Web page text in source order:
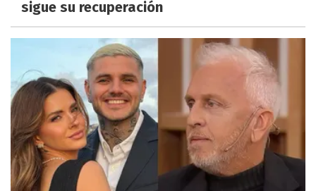
sigue su recuperación